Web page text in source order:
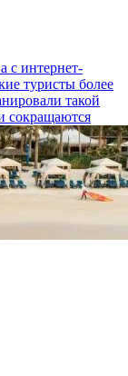
с интернет-
туристы более
такой
сокращаются